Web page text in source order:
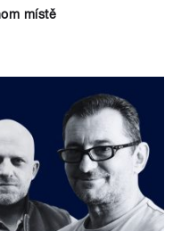
místě